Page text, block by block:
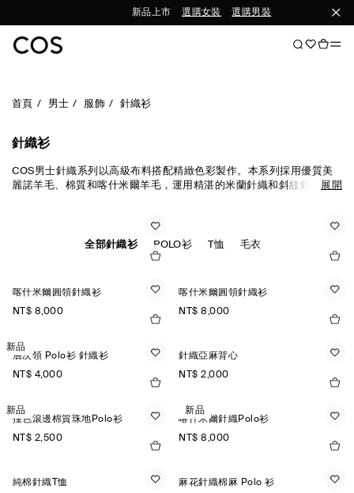
新品上市 選購女裝 選購男裝
首頁 男士 服飾 針織衫
針織衫
COS男士針織系列以高級布料搭配精緻色彩製作。本系列採用優質美
麗諾羊毛、棉質和喀什米爾羊毛，運用精湛的米蘭針織和斜紋針織技展開
全部針織衫 POLO衫 T恤 毛衣
喀什米爾圓領針織衫
NT$ 8,000
喀什米爾圓領針織衫
NT$ 8,000
新品
層次領 Polo衫 針織衫
NT$ 4,000
針織亞麻背心
NT$ 2,000
新品
撞色滾邊棉質珠地Polo衫
NT$ 2,500
新品
喀什米爾針織Polo衫
NT$ 8,000
純棉針織T恤
麻花針織棉麻 Polo 衫